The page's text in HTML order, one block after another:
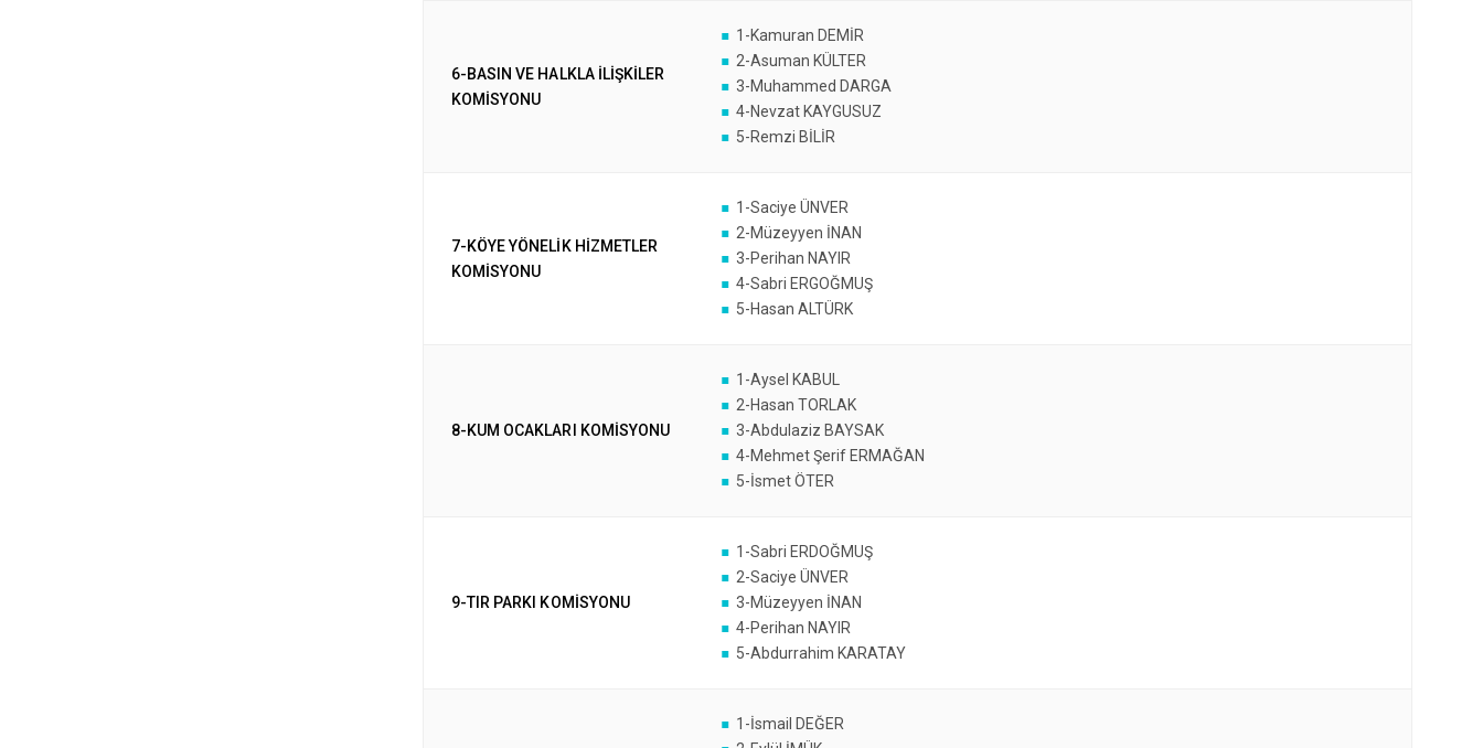
6-BASIN VE HALKLA İLİŞKİLER
KOMİSYONU
1-Kamuran DEMİR
2-Asuman KÜLTER
3-Muhammed DARGA
4-Nevzat KAYGUSUZ
5-Remzi BİLİR
7-KÖYE YÖNELİK HİZMETLER
KOMİSYONU
1-Saciye ÜNVER
2-Müzeyyen İNAN
3-Perihan NAYIR
4-Sabri ERGOĞMUŞ
5-Hasan ALTÜRK
8-KUM OCAKLARI KOMİSYONU
1-Aysel KABUL
2-Hasan TORLAK
3-Abdulaziz BAYSAK
4-Mehmet Şerif ERMAĞAN
5-İsmet ÖTER
9-TIR PARKI KOMİSYONU
1-Sabri ERDOĞMUŞ
2-Saciye ÜNVER
3-Müzeyyen İNAN
4-Perihan NAYIR
5-Abdurrahim KARATAY
1-İsmail DEĞER